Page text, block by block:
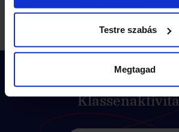
Testre szabás
Megtagad
Weiterlesen
Wie funktioniert die